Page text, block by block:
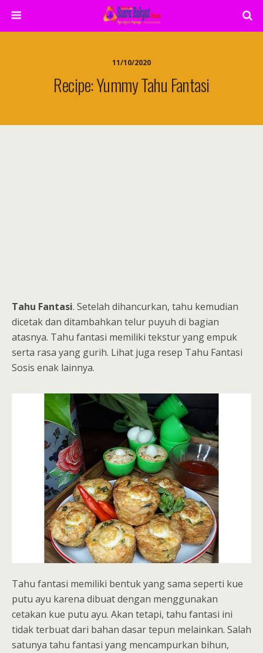
11/10/2020
Recipe: Yummy Tahu Fantasi
Tahu Fantasi. Setelah dihancurkan, tahu kemudian
dicetak dan ditambahkan telur puyuh di bagian
atasnya. Tahu fantasi memiliki tekstur yang empuk
serta rasa yang gurih. Lihat juga resep Tahu Fantasi
Sosis enak lainnya.
Tahu fantasi memiliki bentuk yang sama seperti kue
putu ayu karena dibuat dengan menggunakan
cetakan kue putu ayu. Akan tetapi, tahu fantasi ini
tidak terbuat dari bahan dasar tepun melainkan. Salah
satunya tahu fantasi yang mencampurkan bihun,